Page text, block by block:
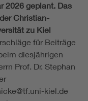
2026 geplant. Das
Christian-
zu Kiel
für Beiträge
diesjährigen
Prof. Dr. Stephan
kiel.de